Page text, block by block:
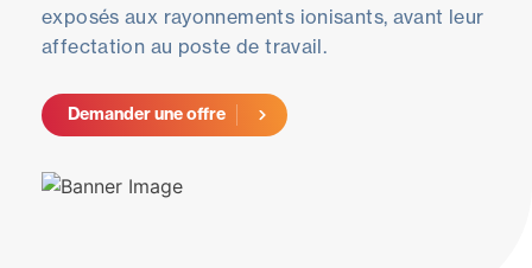
exposés aux rayonnements ionisants, avant leur
affectation au poste de travail.
Demander une offre